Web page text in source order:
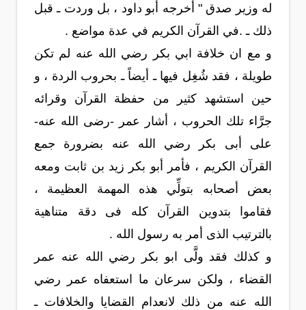
له وزير صدق " أخرجه أبو داود ، بل وردت ـ قبل
ذلك ـ .في القرآن الكريم في عدة مواضع .
و مع ان خلافة ابي بكر رضي الله عنه لم تكن
طويلة ، فقد شُغِل فيها ـ أيضاً ـ بحروب الردة ، و
حين استشهد كثير من حفظة القرآن وقرائه
جرَّاء تلك الحروب ، أشار عمر -رضى الله عنه-
على أبى بكر رضي الله عنه بضرورة جمع
القرآن الكريم ، فأمر أبو بكر زيد بن ثابت ومعه
بعض أصحابه بتولِّي هذه المهمة العظيمة ،
فقاموا بتدوين القرآن كله فى دقة متناهية
بالترتيب الذى أمر به رسول الله .
و كذلك فقد ولَّى ابو بكر رضي الله عنه عمر
القضاء ، ولكن سرعان ما استعفاه عمر رضي
الله عنه من ذلك لانعدام القضايا والخلافات ـ